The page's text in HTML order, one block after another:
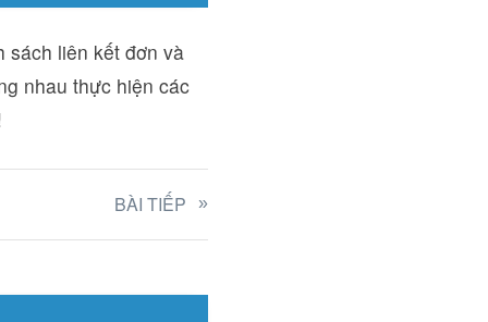
sách liên kết đơn và
nhau thực hiện các
BÀI TIẾP